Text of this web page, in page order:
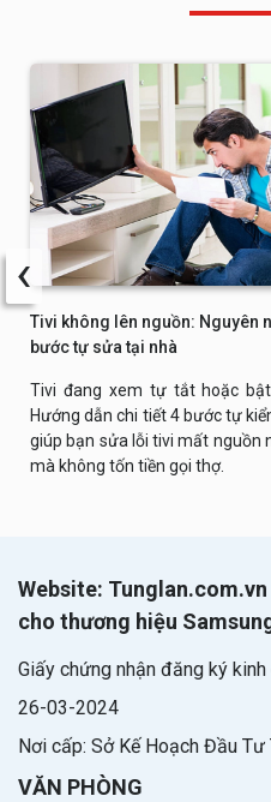
Tivi không lên nguồn: Nguyên
bước tự sửa tại nhà
Tivi đang xem tự tắt hoặc
Hướng dẫn chi tiết 4 bước tự
giúp bạn sửa lỗi tivi mất nguồn
mà không tốn tiền gọi thợ.
‹
Website:
cho thương hiệu
Giấy chứng nhận đăng ký
26-03-2024
Nơi cấp: Sở Kế Hoạch Đầu Tư
VĂN PHÒNG